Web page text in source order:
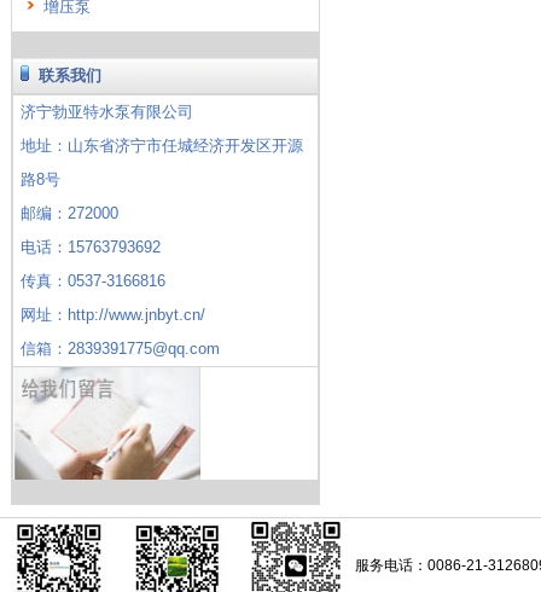
增压泵
联系我们
济宁勃亚特水泵有限公司
地址：山东省济宁市任城经济开发区开源
路8号
邮编：272000
电话：15763793692
传真：0537-3166816
网址：http://www.jnbyt.cn/
信箱：2839391775@qq.com
服务电话：0086-21-